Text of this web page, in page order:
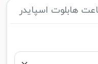
هابلوت اسپایدر